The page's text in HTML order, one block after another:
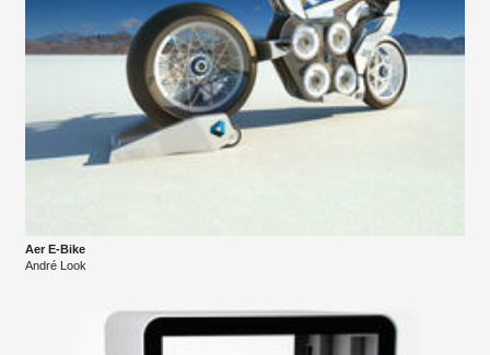
Aer E-Bike
André Look